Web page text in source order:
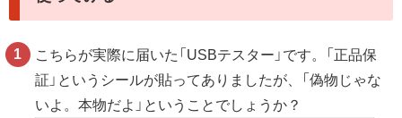
こちらが実際に届いた「USBテスター」です。「正品保
証」というシールが貼ってありましたが、「偽物じゃな
いよ。本物だよ」ということでしょうか？